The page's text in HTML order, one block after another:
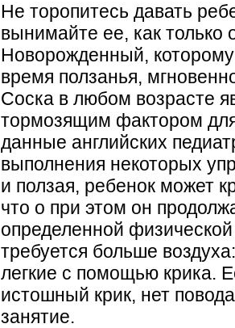
Не торопитесь давать
вынимайте ее, как только
Новорожденный,
время ползанья,
Соска в любом возрасте
тормозящим фактором
данные английских
выполнения некоторых
и ползая, ребенок может
что о при этом он
определенной
требуется больше
легкие с помощью крика.
истошный крик, нет
занятие.